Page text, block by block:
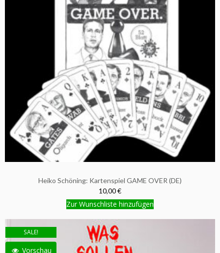
Heiko Schöning: Kartenspiel GAME OVER (DE)
10,00 €
Zur Wunschliste hinzufügen
SALE!
Vorschau